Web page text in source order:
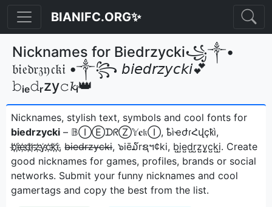
BIANIFC.ORG✨
Nicknames for Biedrzycki꧁༒•
𝔟𝔦𝔢𝔡𝔯𝔷𝔶𝔠𝔨𝔦 •༒꧂ 𝘣𝘪𝘦𝘥𝘳𝘻𝘺𝘤𝘬𝘪💕
𝚋ᵢₑ𝚍ᵣzy𝚌𝓴ᵢ👑
Nicknames, stylish text, symbols and cool fonts for
biedrzycki – 𝔹ⒾⒺᗪᖇⓏ𝕐𝐜𝔨Ⓘ, ҍìҽժɾՀվçҟì,
b҉i҉e҉d҉r҉z҉y҉c҉k҉i҉, b̶i̶e̶d̶r̶z̶y̶c̶k̶i̶, ๖iē໓rຊฯ¢ki, b̺i̺e̺d̺r̺z̺y̺c̺k̺i̺ㅤ. Create
good nicknames for games, profiles, brands or social
networks. Submit your funny nicknames and cool
gamertags and copy the best from the list.